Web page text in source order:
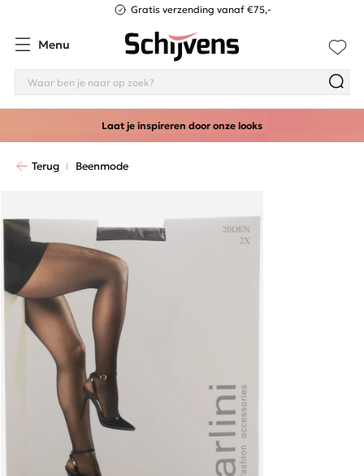
Gratis verzending vanaf €75,-
Menu
Laat je inspireren door onze looks
Terug Beenmode